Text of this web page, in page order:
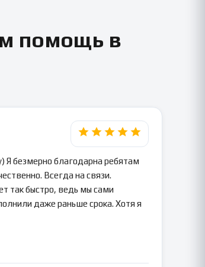
помощь в
безмерно благодарна ребятам
Всегда на связи.
так быстро, ведь мы сами
даже раньше срока. Хотя я